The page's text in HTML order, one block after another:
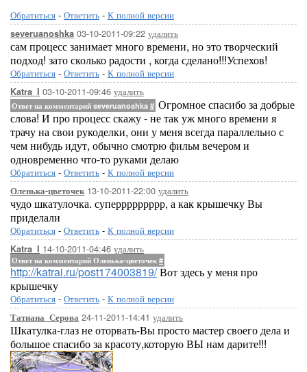
Обратиться - Ответить - К полной версии
severuanoshka 03-10-2011-09:22 удалить
сам процесс занимает много времени, но это творческий
подход! зато сколько радости , когда сделано!!!Успехов!
Обратиться - Ответить - К полной версии
Katra_I 03-10-2011-09:46 удалить
Ответ на комментарий severuanoshka # Огромное спасибо за добрые
слова! И про процесс скажу - не так уж много времени я
трачу на свои рукоделки, они у меня всегда параллельно с
чем нибудь идут, обычно смотрю фильм вечером и
одновременно что-то руками делаю
Обратиться - Ответить - К полной версии
Оленька-цветочек13-10-2011-22:00 удалить
чудо шкатулочка. суперрррррррр, а как крышечку Вы
приделали
Обратиться - Ответить - К полной версии
Katra_I 14-10-2011-04:46 удалить
Ответ на комментарий Оленька-цветочек #
http://katrai.ru/post174003819/Вот здесь у меня про
крышечку
Обратиться - Ответить - К полной версии
Татиана_Серова 24-11-2011-14:41 удалить
Шкатулка-глаз не оторвать-Вы просто мастер своего дела и
большое спасибо за красоту,которую ВЫ нам дарите!!!